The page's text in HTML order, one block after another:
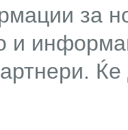
за
и